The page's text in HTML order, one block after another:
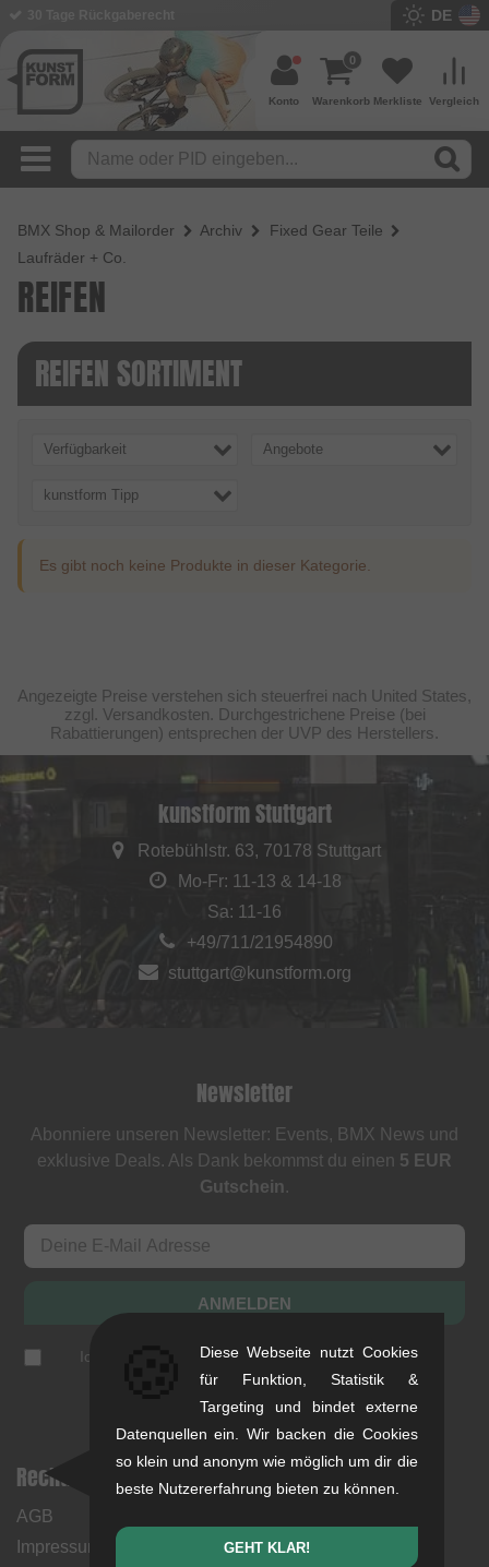
DE
Vergleich
Merkliste
Warenkorb
0
Konto
BMX Shop & Mailorder Archiv
Fixed Gear Teile
Laufräder + Co.
REIFEN
REIFEN SORTIMENT
Verfügbarkeit Angebote
kunstform Tipp
Es gibt noch keine Produkte in dieser Kategorie.
Angezeigte Preise verstehen sich steuerfrei nach United States,
zzgl. Versandkosten. Durchgestrichene Preise (bei
Rabattierungen) entsprechen der UVP des Herstellers.
kunstform Stuttgart
Rotebühlstr. 63, 70178 Stuttgart
Mo-Fr: 11-13 & 14-18
Sa: 11-16
+49/711/21954890
stuttgart@kunstform.org
Newsletter
Abonniere unseren Newsletter: Events, BMX News und
exklusive Deals. Als Dank bekommst du einen 5 EUR
Gutschein.
ANMELDEN
Ich akzeptiere dieDatenschutzerklärung (jederzeit
abbestellbar)
Rechtliche Hinweise
AGB
Impressum
Hilfe & Information
Zahlungsweisen
Diese Webseite nutzt Cookies
für Funktion, Statistik &
Targeting und bindet externe
Datenquellen ein. Wir backen die Cookies
so klein und anonym wie möglich um dir die
beste Nutzererfahrung bieten zu können.
GEHT KLAR!